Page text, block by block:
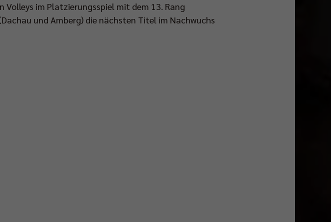
Volleys im Platzierungsspiel mit dem 13. Rang
und Amberg) die nächsten Titel im Nachwuchs